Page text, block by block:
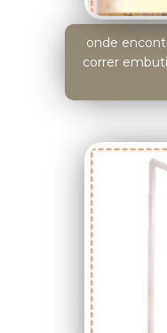
onde
correr